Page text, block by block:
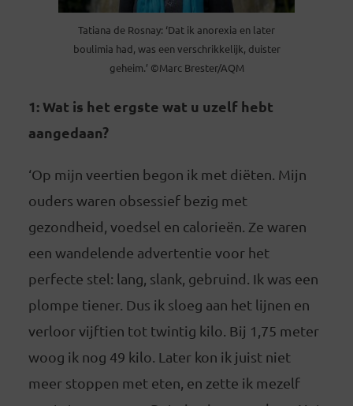
Tatiana de Rosnay: ‘Dat ik anorexia en later
boulimia had, was een verschrikkelijk, duister
geheim.’ ©Marc Brester/AQM
1:Wat is het ergste wat u uzelf hebt
aangedaan?
‘Op mijn veertien begon ik met diëten. Mijn
ouders waren obsessief bezig met
gezondheid, voedsel en calorieën. Ze waren
een wandelende advertentie voor het
perfecte stel: lang, slank, gebruind. Ik was een
plompe tiener. Dus ik sloeg aan het lijnen en
verloor vijftien tot twintig kilo. Bij 1,75 meter
woog ik nog 49 kilo. Later kon ik juist niet
meer stoppen met eten, en zette ik mezelf